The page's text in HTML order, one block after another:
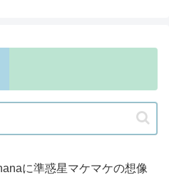
に準惑星マケマケの想像